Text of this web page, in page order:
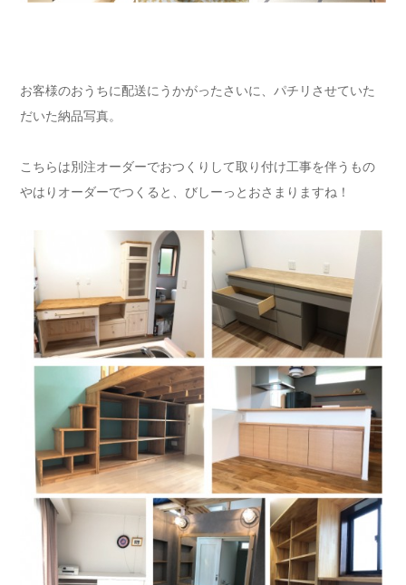
お客様のおうちに配送にうかがったさいに、パチリさせていた
だいた納品写真。
こちらは別注オーダーでおつくりして取り付け工事を伴うもの
やはりオーダーでつくると、びしーっとおさまりますね！